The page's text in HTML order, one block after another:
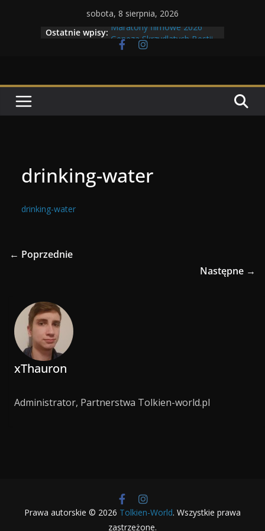
sobota, 8 sierpnia, 2026
Ostatnie wpisy: Maratony filmowe 2026
Geneza Skrzydlatych Bestii
Wojna krasnoludów z elfami
drinking-water
drinking-water
← Poprzednie
Następne →
xThauron
Administrator, Partnerstwa Tolkien-world.pl
Prawa autorskie © 2026 Tolkien-World. Wszystkie prawa
zastrzeżone.